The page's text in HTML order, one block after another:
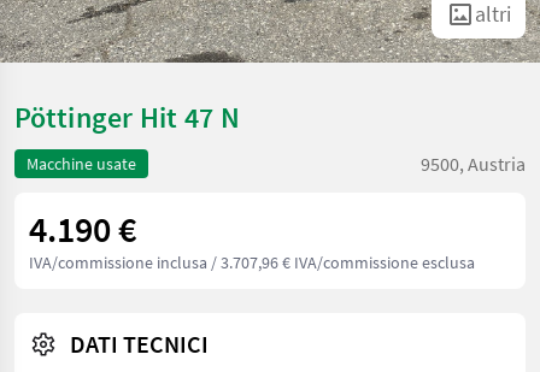
altri
Pöttinger Hit 47 N
Macchine usate 9500, Austria
4.190 €
IVA/commissione inclusa / 3.707,96 € IVA/commissione esclusa
DATI TECNICI